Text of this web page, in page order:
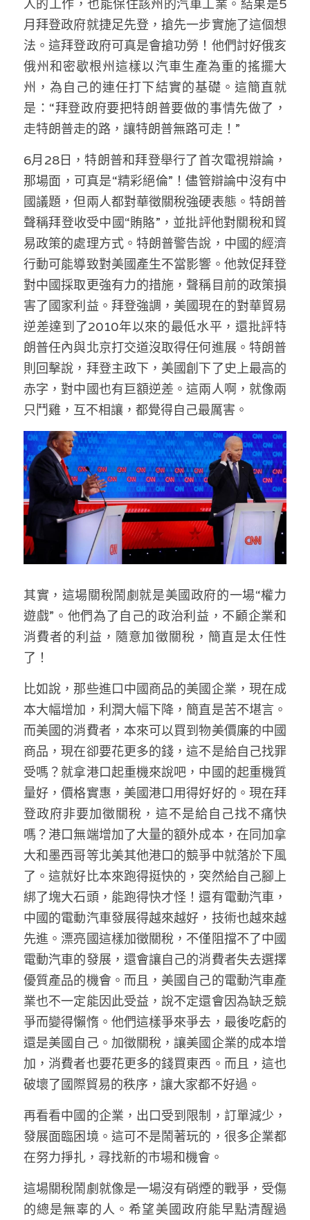
人的工作，也能保住該州的汽車工業。結果是5
月拜登政府就捷足先登，搶先一步實施了這個想
法。這拜登政府可真是會搶功勞！他們討好俄亥
俄州和密歇根州這樣以汽車生產為重的搖擺大
州，為自己的連任打下結實的基礎。這簡直就
是：“拜登政府要把特朗普要做的事情先做了，
走特朗普走的路，讓特朗普無路可走！”
6月28日，特朗普和拜登舉行了首次電視辯論，
那場面，可真是“精彩絕倫”！儘管辯論中沒有中
國議題，但兩人都對華徵關稅強硬表態。特朗普
聲稱拜登收受中國“賄賂”，並批評他對關稅和貿
易政策的處理方式。特朗普警告說，中國的經濟
行動可能導致對美國產生不當影響。他敦促拜登
對中國採取更強有力的措施，聲稱目前的政策損
害了國家利益。拜登強調，美國現在的對華貿易
逆差達到了2010年以來的最低水平，還批評特
朗普任內與北京打交道沒取得任何進展。特朗普
則回擊說，拜登主政下，美國創下了史上最高的
赤字，對中國也有巨額逆差。這兩人啊，就像兩
只鬥雞，互不相讓，都覺得自己最厲害。
其實，這場關稅鬧劇就是美國政府的一場“權力
遊戲”。他們為了自己的政治利益，不顧企業和
消費者的利益，隨意加徵關稅，簡直是太任性
了！
比如說，那些進口中國商品的美國企業，現在成
本大幅增加，利潤大幅下降，簡直是苦不堪言。
而美國的消費者，本來可以買到物美價廉的中國
商品，現在卻要花更多的錢，這不是給自己找罪
受嗎？就拿港口起重機來說吧，中國的起重機質
量好，價格實惠，美國港口用得好好的。現在拜
登政府非要加徵關稅，這不是給自己找不痛快
嗎？港口無端增加了大量的額外成本，在同加拿
大和墨西哥等北美其他港口的競爭中就落於下風
了。這就好比本來跑得挺快的，突然給自己腳上
綁了塊大石頭，能跑得快才怪！還有電動汽車，
中國的電動汽車發展得越來越好，技術也越來越
先進。漂亮國這樣加徵關稅，不僅阻擋不了中國
電動汽車的發展，還會讓自己的消費者失去選擇
優質產品的機會。而且，美國自己的電動汽車產
業也不一定能因此受益，說不定還會因為缺乏競
爭而變得懶惰。他們這樣爭來爭去，最後吃虧的
還是美國自己。加徵關稅，讓美國企業的成本增
加，消費者也要花更多的錢買東西。而且，這也
破壞了國際貿易的秩序，讓大家都不好過。
再看看中國的企業，出口受到限制，訂單減少，
發展面臨困境。這可不是鬧著玩的，很多企業都
在努力掙扎，尋找新的市場和機會。
這場關稅鬧劇就像是一場沒有硝煙的戰爭，受傷
的總是無辜的人。希望美國政府能早點清醒過